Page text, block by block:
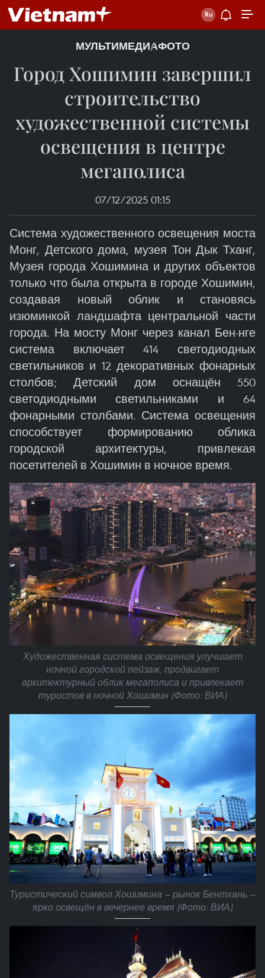
МУЛЬТИМЕДИАФОТО
Город Хошимин завершил
строительство
художественной системы
освещения в центре
мегаполиса
07/12/2025 01:15
Система художественного освещения моста
Монг, Детского дома, музея Тон Дык Тханг,
Музея города Хошимина и других объектов
только что была открыта в городе Хошимин,
создавая новый облик и становясь
изюминкой ландшафта центральной части
города. На мосту Монг через канал Бен-нге
система включает 414 светодиодных
светильников и 12 декоративных фонарных
столбов; Детский дом оснащён 550
светодиодными светильниками и 64
фонарными столбами. Система освещения
способствует формированию облика
городской архитектуры, привлекая
посетителей в Хошимин в ночное время.
Художественная система освещения улучшает
ночной городской пейзаж, продвигает
архитектурный облик мегаполиса и привлекает
туристов в ночной Хошимин (Фото: ВИА)
Туристический символ Хошимина — рынок Бентхань —
ярко освещён в вечернее время (Фото: ВИА)